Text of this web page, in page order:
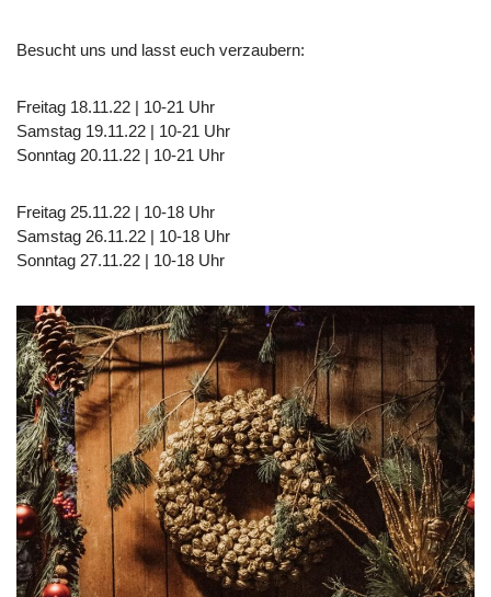
Besucht uns und lasst euch verzaubern:
Freitag 18.11.22 | 10-21 Uhr
Samstag 19.11.22 | 10-21 Uhr
Sonntag 20.11.22 | 10-21 Uhr
Freitag 25.11.22 | 10-18 Uhr
Samstag 26.11.22 | 10-18 Uhr
Sonntag 27.11.22 | 10-18 Uhr